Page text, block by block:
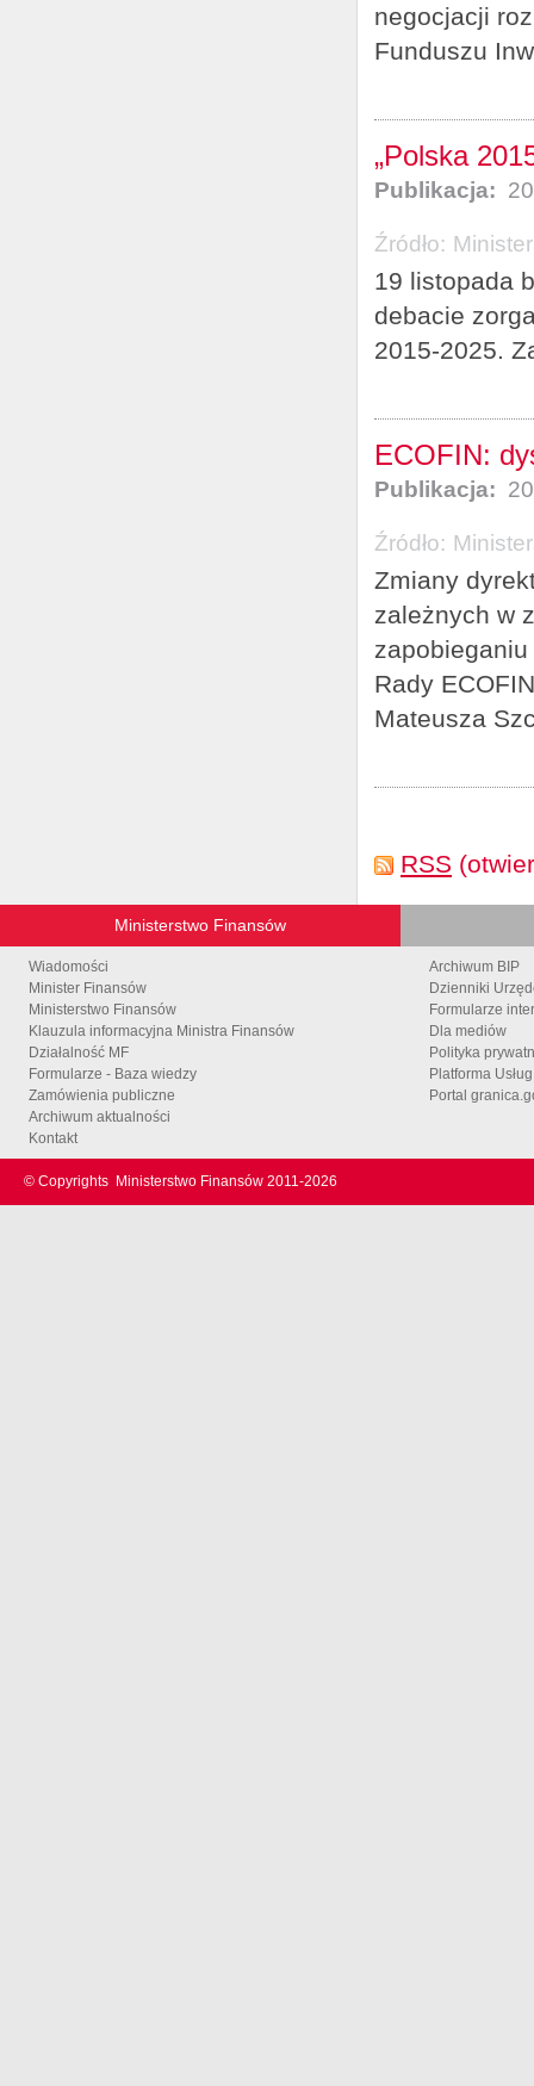
negocjacji
Funduszu
„Polska
Publikacja:
Źródło:
19 listopada
debacie
2015-2025.
ECOFIN:
Publikacja:
Źródło:
Zmiany
zależnych w
Rady
Mateusza
RSS
Ministerstwo Finansów
Wiadomości
Minister Finansów
Ministerstwo Finansów
Klauzula informacyjna Ministra Finansów
Działalność MF
Formularze - Baza wiedzy
Zamówienia publiczne
Archiwum aktualności
Kontakt
Archiwum BIP
Dzienniki
Formularze
Dla mediów
Polityka
Platforma
Portal
© Copyrights Ministerstwo Finansów 2011-2026